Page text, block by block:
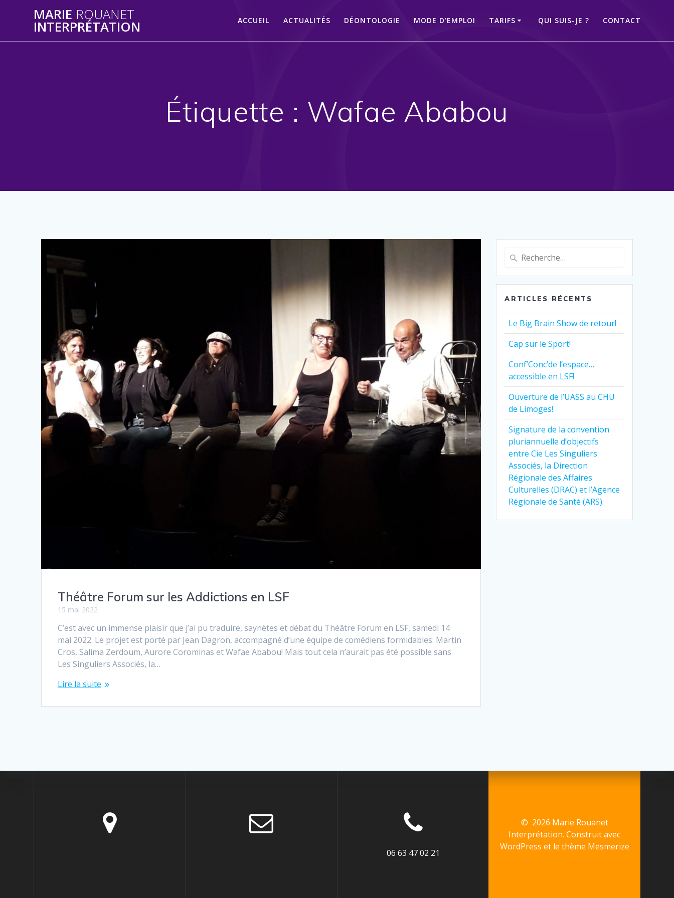
MARIE ROUANET
INTERPRÉTATION ACCUEIL ACTUALITÉS DÉONTOLOGIE MODE D’EMPLOI TARIFS QUI SUIS-JE ? CONTACT
Étiquette : Wafae Ababou
Théâtre Forum sur les Addictions en LSF
15 mai 2022
C’est avec un immense plaisir que j’ai pu traduire, saynètes et débat du Théâtre Forum en LSF, samedi 14
mai 2022. Le projet est porté par Jean Dagron, accompagné d’une équipe de comédiens formidables: Martin
Cros, Salima Zerdoum, Aurore Corominas et Wafae Ababou! Mais tout cela n’aurait pas été possible sans
Les Singuliers Associés, la…
Lire la suite
Recherche
:
ARTICLES RÉCENTS
Le Big Brain Show de retour!
Cap sur le Sport!
Conf’Conc’de l’espace…
accessible en LSF!
Ouverture de l’UASS au CHU
de Limoges!
Signature de la convention
pluriannuelle d’objectifs
entre Cie Les Singuliers
Associés, la Direction
Régionale des Affaires
Culturelles (DRAC) et l’Agence
Régionale de Santé (ARS).
06 63 47 02 21
© 2026 Marie Rouanet
Interprétation. Construit avec
WordPress et le thème Mesmerize